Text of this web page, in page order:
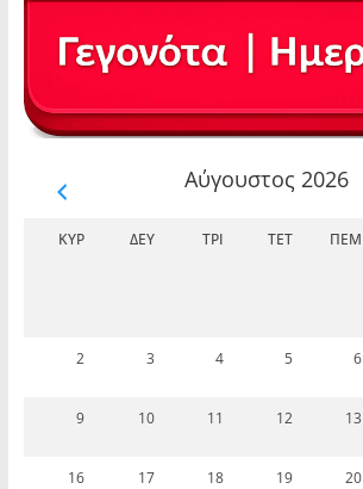
Αύγουστος 2026
ΚΥΡ ΔΕΥ ΤΡΊ ΤΕΤ ΠΈΜ
2 3 4 5 6
9 10 11 12 13
16 17 18 19 20